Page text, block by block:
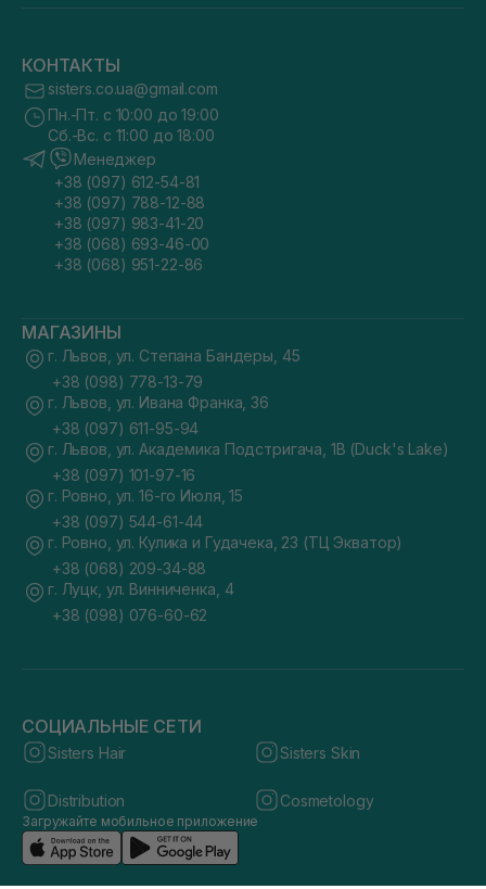
КОНТАКТЫ
sisters.co.ua@gmail.com
Пн.-Пт. с 10:00 до 19:00
Сб.-Вс. с 11:00 до 18:00
Менеджер
+38 (097) 612-54-81
+38 (097) 788-12-88
+38 (097) 983-41-20
+38 (068) 693-46-00
+38 (068) 951-22-86
МАГАЗИНЫ
г. Львов, ул. Степана Бандеры, 45
+38 (098) 778-13-79
г. Львов, ул. Ивана Франка, 36
+38 (097) 611-95-94
г. Львов, ул. Академика Подстригача, 1В (Duck's Lake)
+38 (097) 101-97-16
г. Ровно, ул. 16-го Июля, 15
+38 (097) 544-61-44
г. Ровно, ул. Кулика и Гудачека, 23 (ТЦ Экватор)
+38 (068) 209-34-88
г. Луцк, ул. Винниченка, 4
+38 (098) 076-60-62
СОЦИАЛЬНЫЕ СЕТИ
Sisters Hair Sisters Skin
Distribution Cosmetology
Загружайте мобильное приложение